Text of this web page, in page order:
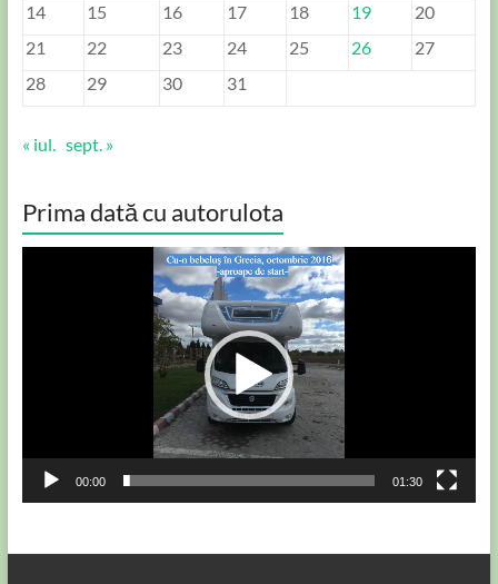
14
15 16 17 18 19
20
21
22 23 24 25 26
27
28
29 30 31
« iul. sept. »
Prima dată cu autorulota
00:00 01:30